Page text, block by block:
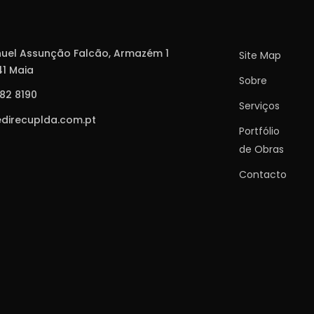
Assunção Falcão, Armazém 1
Maia
8190
Site Map
Sobre
Serviços
Portfólio
de Obras
Contactos